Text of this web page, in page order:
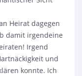
Heirat dagegen
damit irgendeine
Irgend
und
konnte. Ich